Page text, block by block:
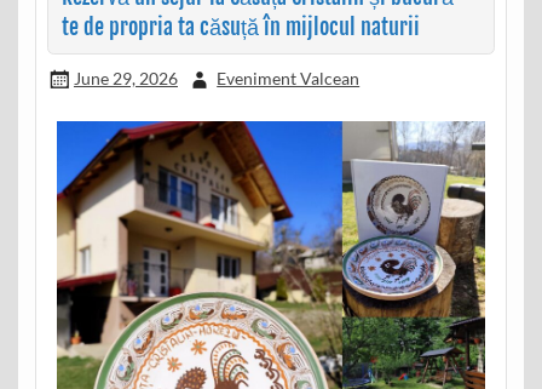
te de propria ta căsuță în mijlocul naturii
June 29, 2026 Eveniment Valcean